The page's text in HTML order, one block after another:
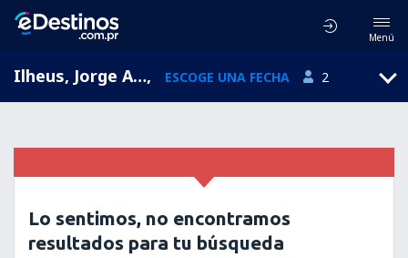
Menú
Ilheus, Jorge Amado-Ilhéus, Bahía, Brasil (IOS), ESCOGE UNA FECHA 2
Lo sentimos, no encontramos
resultados para tu búsqueda